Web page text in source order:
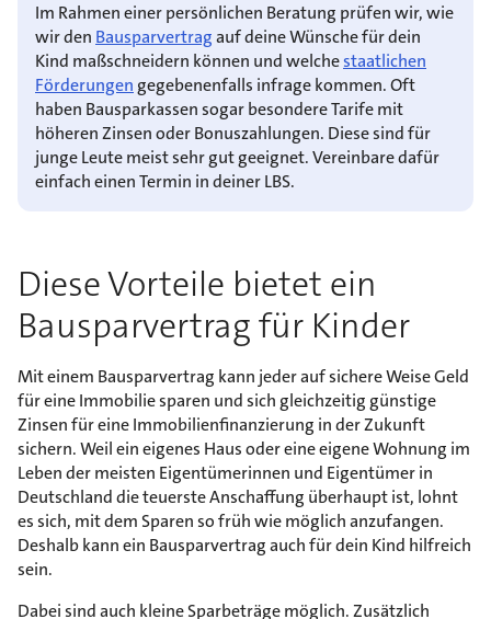
Im Rahmen einer persönlichen Beratung prüfen wir, wie
wir den Bausparvertragauf deine Wünsche für dein
Kind maßschneidern können und welchestaatlichen
Förderungen gegebenenfalls infrage kommen. Oft
haben Bausparkassen sogar besondere Tarife mit
höheren Zinsen oder Bonuszahlungen. Diese sind für
junge Leute meist sehr gut geeignet. Vereinbare dafür
einfach einen Termin in deiner LBS.
Diese Vorteile bietet ein
Bausparvertrag für Kinder
Mit einem Bausparvertrag kann jeder auf sichere Weise Geld
für eine Immobilie sparen und sich gleichzeitig günstige
Zinsen für eine Immobilienfinanzierung in der Zukunft
sichern. Weil ein eigenes Haus oder eine eigene Wohnung im
Leben der meisten Eigentümerinnen und Eigentümer in
Deutschland die teuerste Anschaffung überhaupt ist, lohnt
es sich, mit dem Sparen so früh wie möglich anzufangen.
Deshalb kann ein Bausparvertrag auch für dein Kind hilfreich
sein.
Dabei sind auch kleine Sparbeträge möglich. Zusätzlich